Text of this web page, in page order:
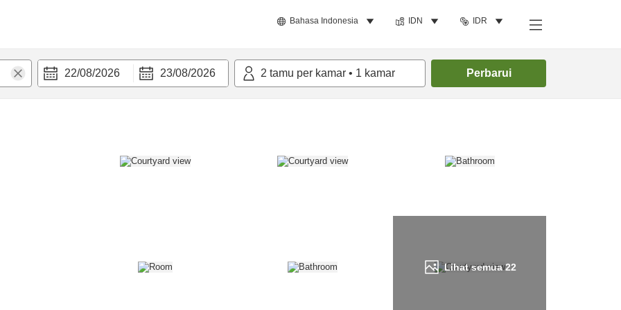
Bahasa Indonesia IDN IDR
22/08/2026 23/08/2026 2 tamu per kamar • 1 kamar Perbarui
Lihat semua22
Cari kamar